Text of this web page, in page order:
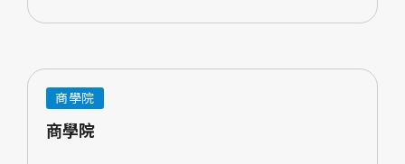
商學院
商學院